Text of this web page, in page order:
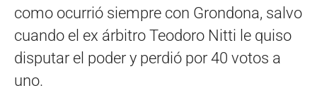
como ocurrió siempre con Grondona, salvo
cuando el ex árbitro Teodoro Nitti le quiso
disputar el poder y perdió por 40 votos a
uno.